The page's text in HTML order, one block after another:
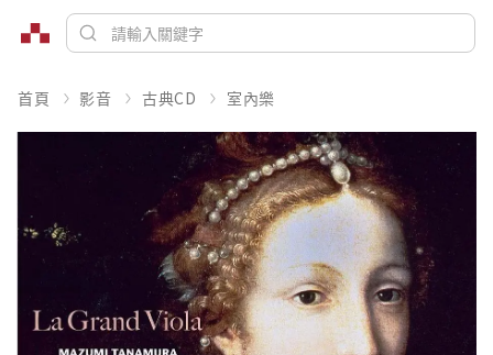
首頁 影音 古典CD 室內樂